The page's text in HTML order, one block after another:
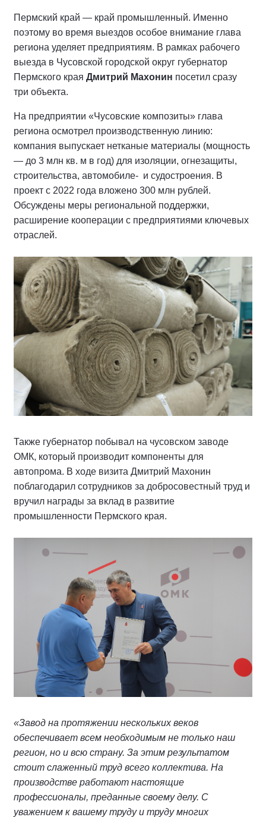
Пермский край — край промышленный. Именно
поэтому во время выездов особое внимание глава
региона уделяет предприятиям. В рамках рабочего
выезда в Чусовской городской округ губернатор
Пермского края Дмитрий Махонин посетил сразу
три объекта.
На предприятии «Чусовские композиты» глава
региона осмотрел производственную линию:
компания выпускает нетканые материалы (мощность
— до 3 млн кв. м в год) для изоляции, огнезащиты,
строительства, автомобиле- и судостроения. В
проект с 2022 года вложено 300 млн рублей.
Обсуждены меры региональной поддержки,
расширение кооперации с предприятиями ключевых
отраслей.
Также губернатор побывал на чусовском заводе
ОМК, который производит компоненты для
автопрома. В ходе визита Дмитрий Махонин
поблагодарил сотрудников за добросовестный труд и
вручил награды за вклад в развитие
промышленности Пермского края.
«Завод на протяжении нескольких веков
обеспечивает всем необходимым не только наш
регион, но и всю страну. За этим результатом
стоит слаженный труд всего коллектива. На
производстве работают настоящие
профессионалы, преданные своему делу. С
уважением к вашему труду и труду многих